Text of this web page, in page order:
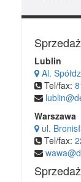
Lublin
Al.
Tel/fax:
Warszawa
ul.
Tel/fax: